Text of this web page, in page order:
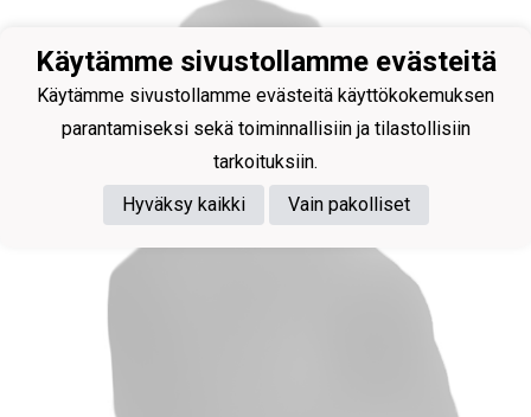
Käytämme sivustollamme evästeitä
Käytämme sivustollamme evästeitä käyttökokemuksen
parantamiseksi sekä toiminnallisiin ja tilastollisiin
tarkoituksiin.
Hyväksy kaikki
Vain pakolliset